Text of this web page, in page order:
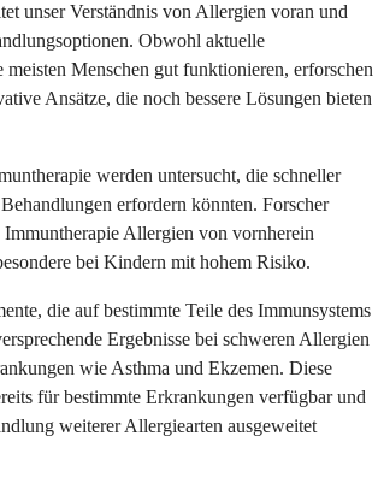
unser Verständnis von Allergien voran und
Obwohl aktuelle
Menschen gut funktionieren, erforschen
Ansätze, die noch bessere Lösungen bieten
werden untersucht, die schneller
erfordern könnten. Forscher
Immuntherapie Allergien von vornherein
bei Kindern mit hohem Risiko.
die auf bestimmte Teile des Immunsystems
Ergebnisse bei schweren Allergien
wie Asthma und Ekzemen. Diese
für bestimmte Erkrankungen verfügbar und
weiterer Allergiearten ausgeweitet